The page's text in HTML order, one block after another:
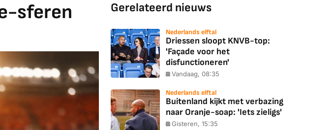
sferen
Gerelateerd nieuws
Nederlands elftal
Driessen sloopt KNVB-top:
'Façade voor het
disfunctioneren'
Vandaag, 08:35
Nederlands elftal
Buitenland kijkt met verbazing
naar Oranje-soap: 'Iets zieligs'
Gisteren, 15:35